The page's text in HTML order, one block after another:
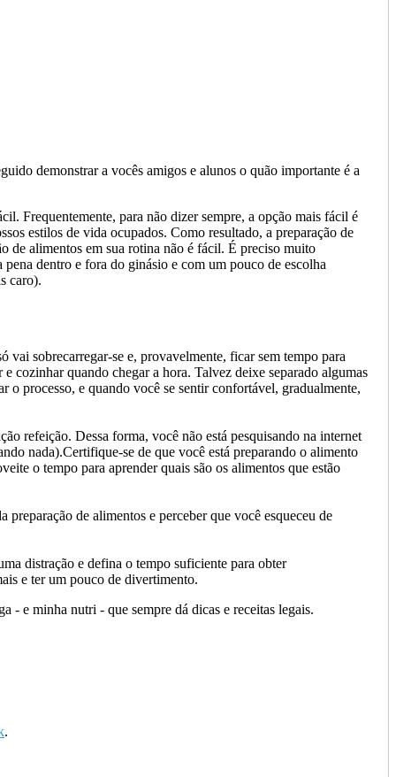
demonstrar a vocês amigos e alunos o quão importante é a
Frequentemente, para não dizer sempre, a opção mais fácil é
estilos de vida ocupados. Como resultado, a preparação de
de alimentos em sua rotina não é fácil. É preciso muito
pena dentro e fora do ginásio e com um pouco de escolha
caro).
vai sobrecarregar-se e, provavelmente, ficar sem tempo para
cozinhar quando chegar a hora. Talvez deixe separado algumas
o processo, e quando você se sentir confortável, gradualmente,
refeição. Dessa forma, você não está pesquisando na internet
nada).Certifique-se de que você está preparando o alimento
o tempo para aprender quais são os alimentos que estão
de alimentos e perceber que você esqueceu de
distração e defina o tempo suficiente para obter
e ter um pouco de divertimento.
- e minha nutri - que sempre dá dicas e receitas legais.
.